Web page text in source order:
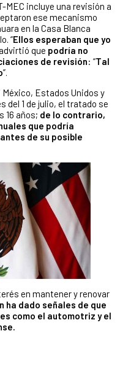
MEC incluye una revisión a
ese mecanismo
en la Casa Blanca
“Ellos esperaban que yo
que podría no
de revisión: “Tal
”.
Estados Unidos y
del 1 de julio, el tratado se
16 años; de lo contrario,
que podría
de su posible
en mantener y renovar
ha dado señales de que
como el automotriz y el